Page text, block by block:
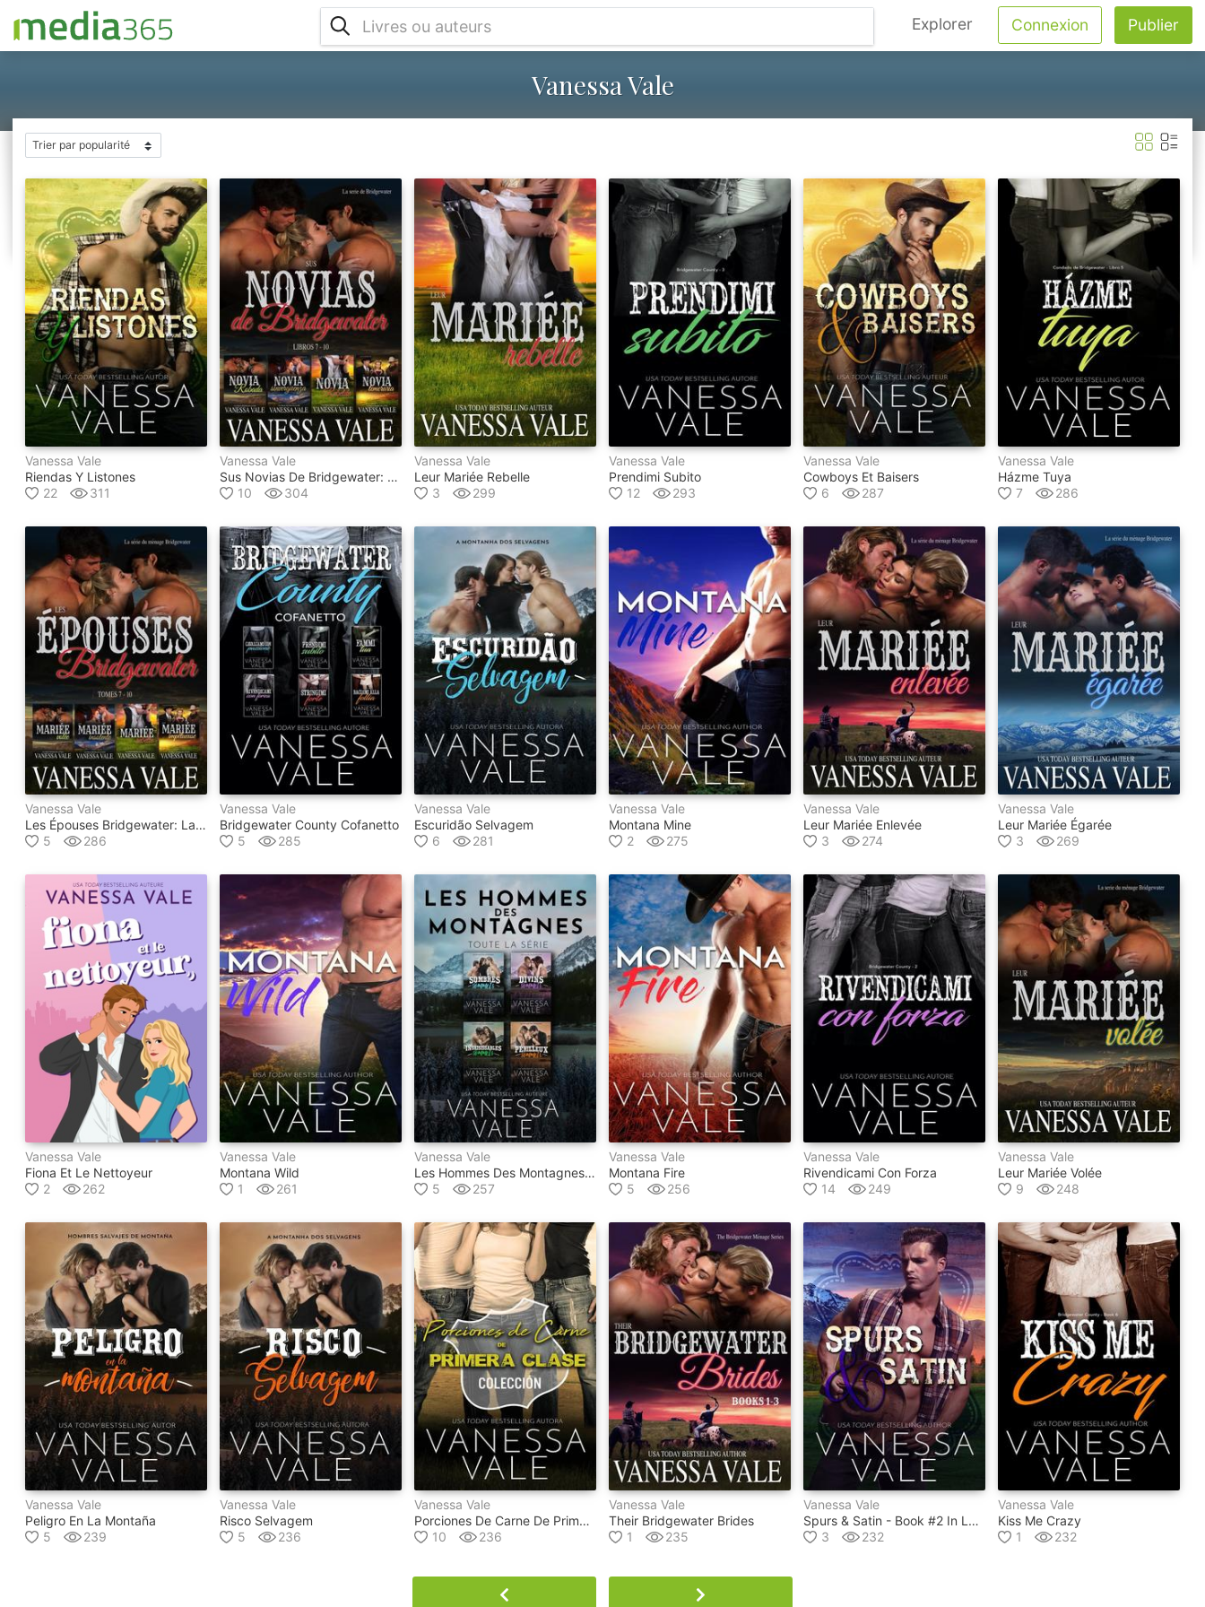
Explorer Connexion Publier
Vanessa Vale
Vanessa Vale
Riendas Y Listones
22
311
Vanessa Vale
Sus Novias De Bridgewater: Libros 7-10
10
304
Vanessa Vale
Leur Mariée Rebelle
3
299
Vanessa Vale
Prendimi Subito
12
293
Vanessa Vale
Cowboys Et Baisers
6
287
Vanessa Vale
Házme Tuya
7
286
Vanessa Vale
Les Épouses Bridgewater: La Série Du Ménage Bridgewater - Tomes 7 - 10
5
286
Vanessa Vale
Bridgewater County Cofanetto
5
285
Vanessa Vale
Escuridão Selvagem
6
281
Vanessa Vale
Montana Mine
2
275
Vanessa Vale
Leur Mariée Enlevée
3
274
Vanessa Vale
Leur Mariée Égarée
3
269
Vanessa Vale
Fiona Et Le Nettoyeur
2
262
Vanessa Vale
Montana Wild
1
261
Vanessa Vale
Les Hommes Des Montagnes: Toute La Série
5
257
Vanessa Vale
Montana Fire
5
256
Vanessa Vale
Rivendicami Con Forza
14
249
Vanessa Vale
Leur Mariée Volée
9
248
Vanessa Vale
Peligro En La Montaña
5
239
Vanessa Vale
Risco Selvagem
5
236
Vanessa Vale
Porciones De Carne De Primera Clase Colección
10
236
Vanessa Vale
Their Bridgewater Brides
1
235
Vanessa Vale
Spurs & Satin - Book #2 In Lenox Ranch Cowboys Series
3
232
Vanessa Vale
Kiss Me Crazy
1
232